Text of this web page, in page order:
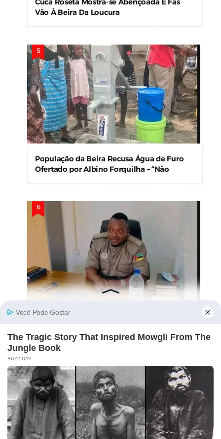
Cuca Roseta Mostra-se Abençoada E Fãs
Vão À Beira Da Loucura
População da Beira Recusa Água de Furo
Ofertado por Albino Forquilha – “Não
Comandante Nacional Da UIR Para
Levanta Alerta Nas Forças De Segurança